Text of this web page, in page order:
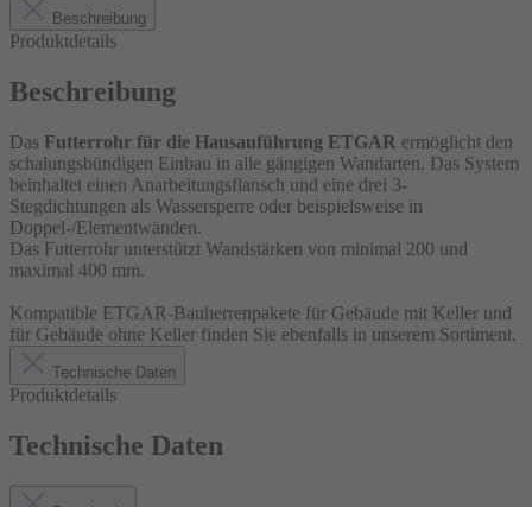
Beschreibung
Produktdetails
Beschreibung
Das Futterrohr für die Hausauführung ETGAR ermöglicht den
schalungsbündigen Einbau in alle gängigen Wandarten. Das System
beinhaltet einen Anarbeitungsflansch und eine drei 3-
Stegdichtungen als Wassersperre oder beispielsweise in
Doppel-/Elementwänden.
Das Futterrohr unterstützt Wandstärken von minimal 200 und
maximal 400 mm.
Kompatible ETGAR-Bauherrenpakete für Gebäude mit Keller und
für Gebäude ohne Keller finden Sie ebenfalls in unserem Sortiment.
Technische Daten
Produktdetails
Technische Daten